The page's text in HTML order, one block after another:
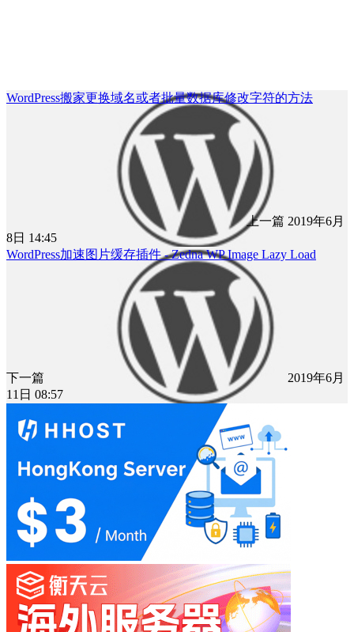
WordPress搬家更换域名或者批量数据库修改字符的方法
上一篇 2019年6月
8日 14:45
WordPress加速图片缓存插件 - Zedna WP Image Lazy Load
下一篇
2019年6月
11日 08:57